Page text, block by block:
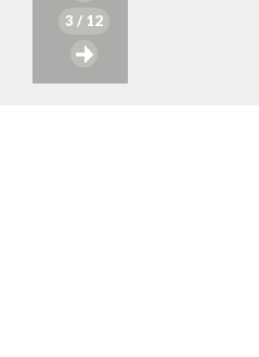
3 / 12